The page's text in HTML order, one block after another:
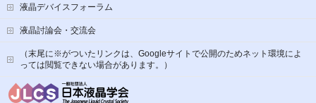
液晶デバイスフォーラム
液晶討論会・交流会
（末尾に※がついたリンクは、Googleサイトで公開のためネット環境によ
っては閲覧できない場合があります。）